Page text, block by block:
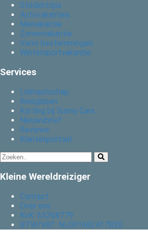
Stedentrips
Autovakanties
Meivakantie
Zomervakantie
Verre bestemmingen
Wintersportvakantie
Services
Lidmaatschap
Reisgidsen
Korting bij Sunny Cars
Nieuwsbrief
Reviews
Klantenportaal
Kleine Wereldreiziger
Contact
Over ons
KvK: 63268779
BTW/VAT: NL001682417B20